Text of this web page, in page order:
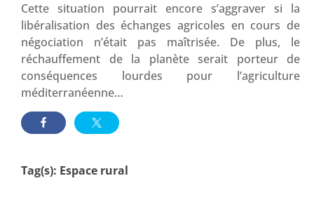
Cette situation pourrait encore s’aggraver si la
libéralisation des échanges agricoles en cours de
négociation n’était pas maîtrisée. De plus, le
réchauffement de la planète serait porteur de
conséquences lourdes pour l’agriculture
méditerranéenne…
Tag(s): Espace rural